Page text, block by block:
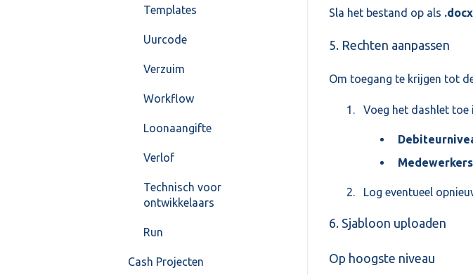
Sla het bestand op als .docx
5. Rechten aanpassen
Om toegang te krijgen tot
Voeg het dashlet
Log eventueel
6. Sjabloon uploaden
Op hoogste niveau
Templates
Uurcode
Verzuim
Workflow
Loonaangifte
Verlof
Technisch voor
ontwikkelaars
Run
Cash Projecten